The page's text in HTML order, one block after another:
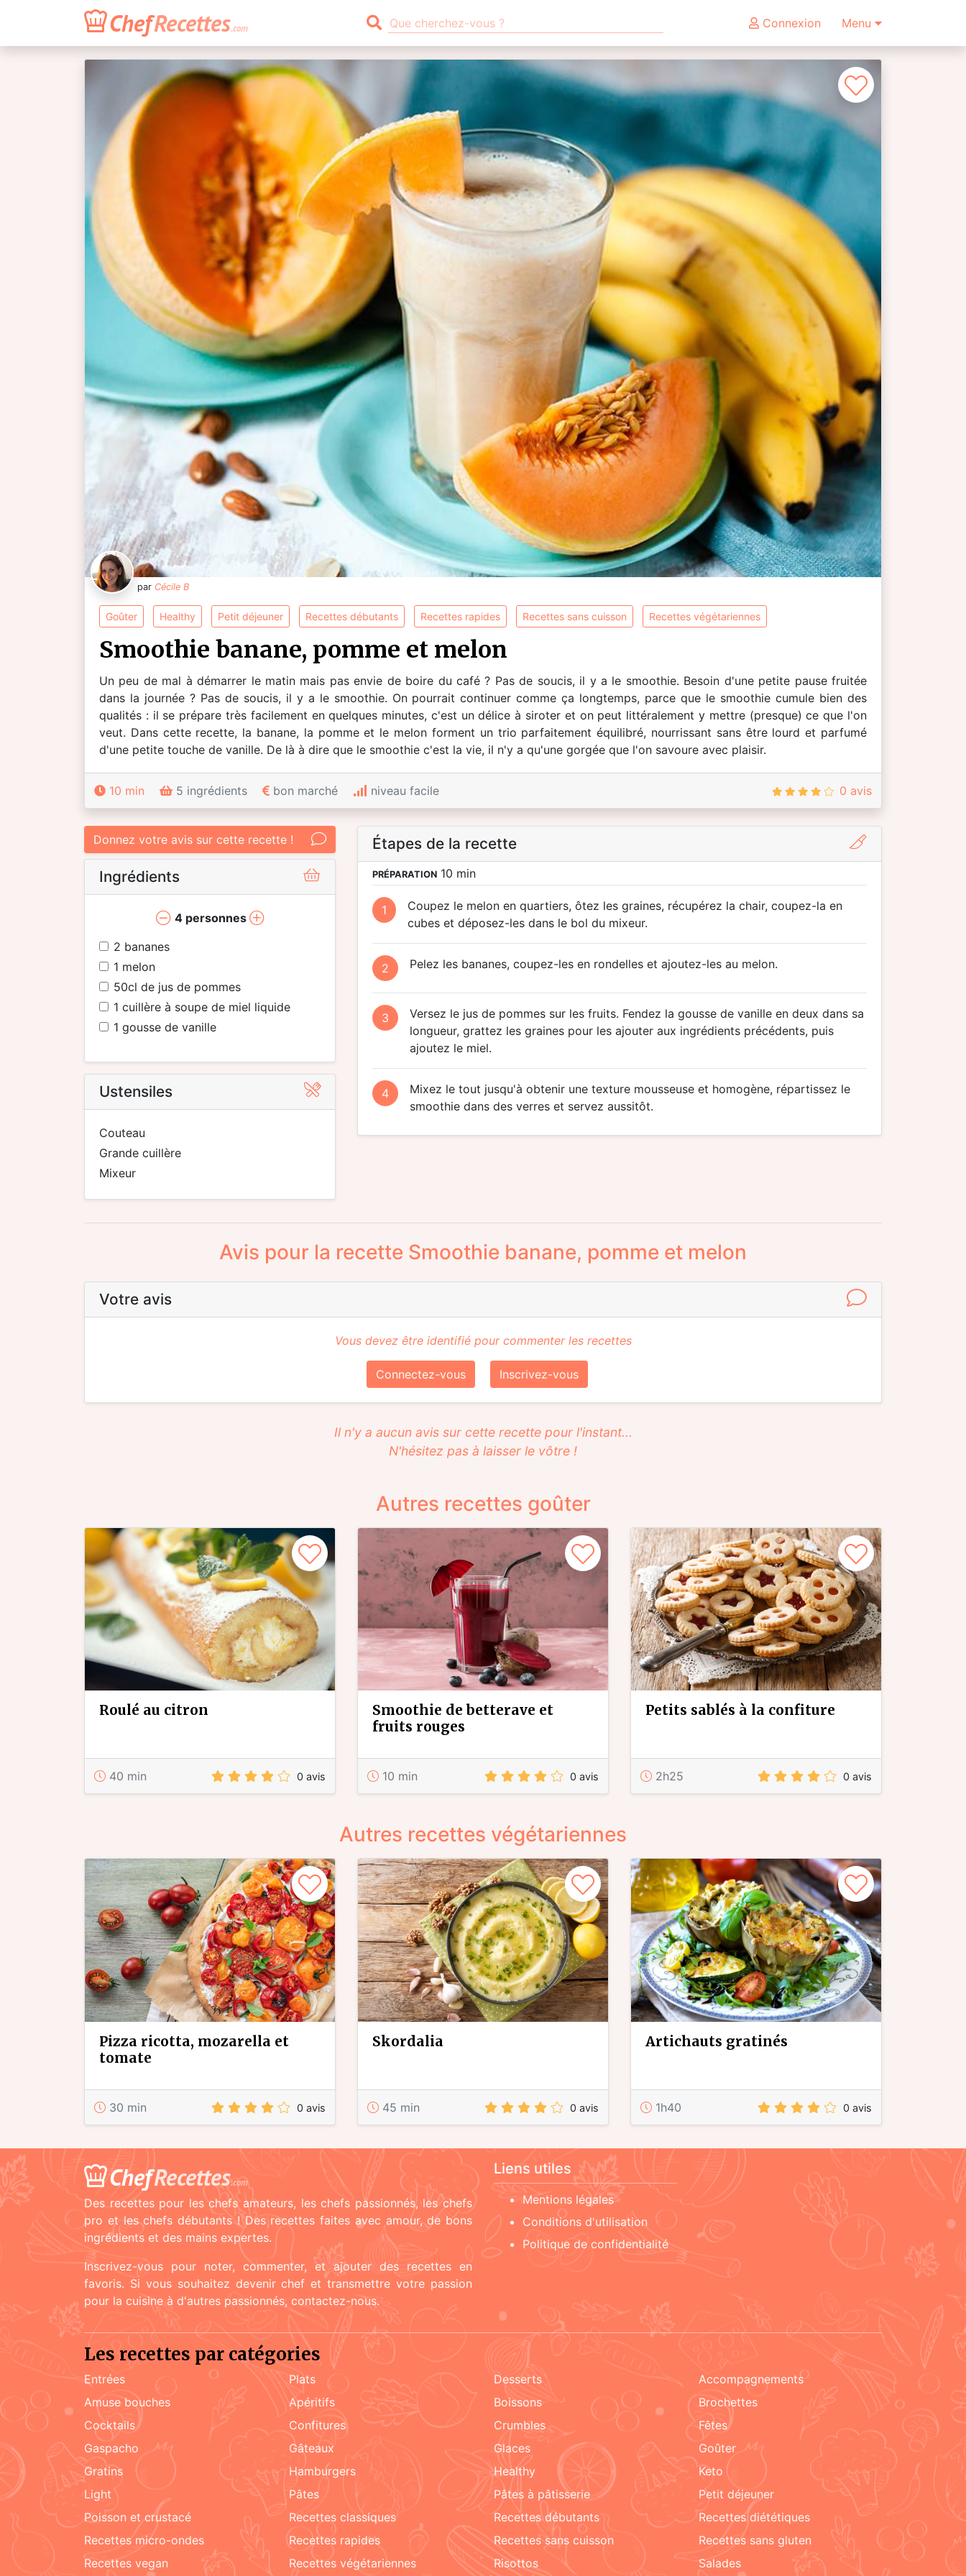
ChefRecettes.com Connexion Menu
par Cécile B
goûter healthy petit déjeuner recettes débutants recettes rapides recettes sans cuisson recettes végétariennes
smoothie banane, pomme et melon
Un peu de mal à démarrer le matin mais pas envie de boire du café ? Pas de soucis, il y a le smoothie. Besoin d'une petite pause fruitée
dans la journée ? Pas de soucis, il y a le smoothie. On pourrait continuer comme ça longtemps, parce que le smoothie cumule bien des
qualités : il se prépare très facilement en quelques minutes, c'est un délice à siroter et on peut littéralement y mettre (presque) ce que l'on
veut. Dans cette recette, la banane, la pomme et le melon forment un trio parfaitement équilibré, nourrissant sans être lourd et parfumé
d'une petite touche de vanille. De là à dire que le smoothie c'est la vie, il n'y a qu'une gorgée que l'on savoure avec plaisir.
10 min 5 ingrédients bon marché niveau facile 0 avis
Donnez votre avis sur cette recette !
Ingrédients
4personnes
2 bananes
1 melon
50cl de jus de pommes
1 cuillère à soupe de miel liquide
1 gousse de vanille
Ustensiles
couteau
grande cuillère
mixeur
Étapes de la recette
PRÉPARATION 10 min
1
Coupez le melon en quartiers, ôtez les graines, récupérez la chair, coupez-la en
cubes et déposez-les dans le bol du mixeur.
2 Pelez les bananes, coupez-les en rondelles et ajoutez-les au melon.
3
Versez le jus de pommes sur les fruits. Fendez la gousse de vanille en deux dans sa
longueur, grattez les graines pour les ajouter aux ingrédients précédents, puis
ajoutez le miel.
4
Mixez le tout jusqu'à obtenir une texture mousseuse et homogène, répartissez le
smoothie dans des verres et servez aussitôt.
Avis pour la recette Smoothie banane, pomme et melon
Votre avis
Vous devez être identifié pour commenter les recettes
Connectez-vous Inscrivez-vous
Il n'y a aucun avis sur cette recette pour l'instant...
N'hésitez pas à laisser le vôtre !
Autres recettes goûter
roulé au citron
40 min 0 avis
smoothie de betterave et
fruits rouges
10 min 0 avis
petits sablés à la confiture
2h25 0 avis
Autres recettes végétariennes
pizza ricotta, mozarella et
tomate
30 min 0 avis
skordalia
45 min 0 avis
artichauts gratinés
1h40 0 avis
ChefRecettes.com
Des recettes pour les chefs amateurs, les chefs passionnés, les chefs
pro et les chefs débutants ! Des recettes faites avec amour, de bons
ingrédients et des mains expertes.
Inscrivez-vous pour noter, commenter, et ajouter des recettes en
favoris. Si vous souhaitez devenir chef et transmettre votre passion
pour la cuisine à d'autres passionnés, contactez-nous.
Liens utiles
Mentions légales
Conditions d'utilisation
Politique de confidentialité
Les recettes par catégories
Entrées Plats Desserts
accompagnements
amuse bouches
apéritifs boissons
brochettes
cocktails
confitures crumbles
fêtes
Gaspacho
gâteaux glaces
goûter
gratins
hamburgers healthy
keto
light
pâtes pâtes à pâtisserie
petit déjeuner
poisson et crustacé
recettes classiques recettes débutants
recettes diététiques
recettes micro-ondes
recettes rapides recettes sans cuisson
recettes sans gluten
recettes vegan
recettes végétariennes risottos salades